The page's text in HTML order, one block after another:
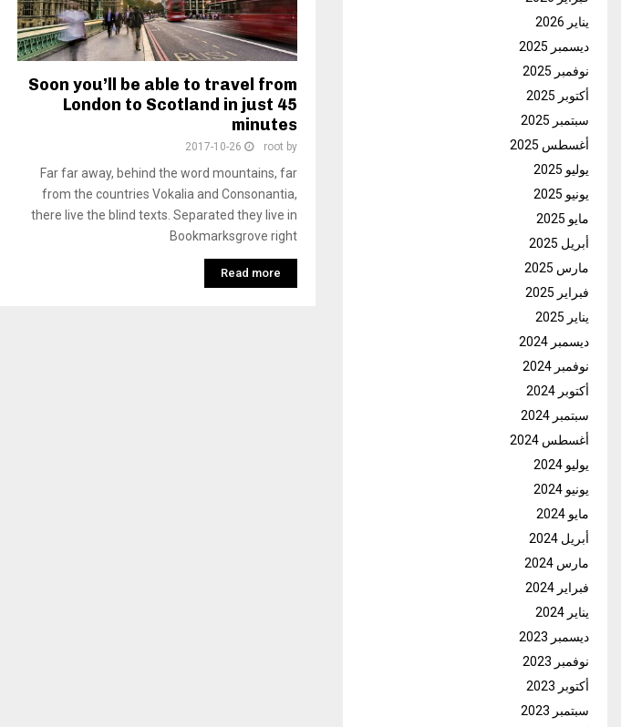
Soon you’ll be able to travel from
London to Scotland in just 45
minutes
by
root
2017-10-26
Far far away, behind the word mountains, far
from the countries Vokalia and Consonantia,
there live the blind texts. Separated they live in
Bookmarksgrove right
Read more
يناير 2026
ديسمبر 2025
نوفمبر 2025
أكتوبر 2025
سبتمبر 2025
أغسطس 2025
يوليو 2025
يونيو 2025
مايو 2025
أبريل 2025
مارس 2025
فبراير 2025
يناير 2025
ديسمبر 2024
نوفمبر 2024
أكتوبر 2024
سبتمبر 2024
أغسطس 2024
يوليو 2024
يونيو 2024
مايو 2024
أبريل 2024
مارس 2024
فبراير 2024
يناير 2024
ديسمبر 2023
نوفمبر 2023
أكتوبر 2023
سبتمبر 2023